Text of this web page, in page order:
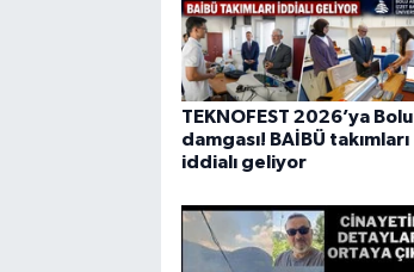
TEKNOFEST 2026’ya Bolu
damgası! BAİBÜ takımları
iddialı geliyor